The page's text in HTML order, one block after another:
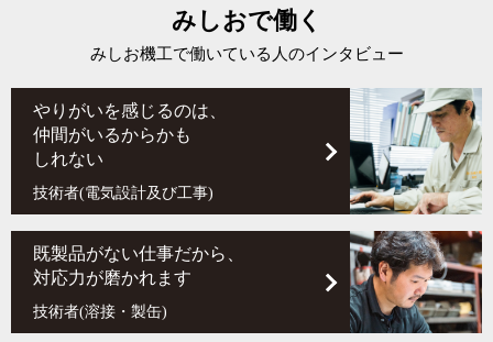
みしおで働く
みしお機工で働いている人のインタビュー
やりがいを感じるのは、
仲間がいるからかも
しれない
技術者(電気設計及び工事)
既製品がない仕事だから、
対応力が磨かれます
技術者(溶接・製缶)